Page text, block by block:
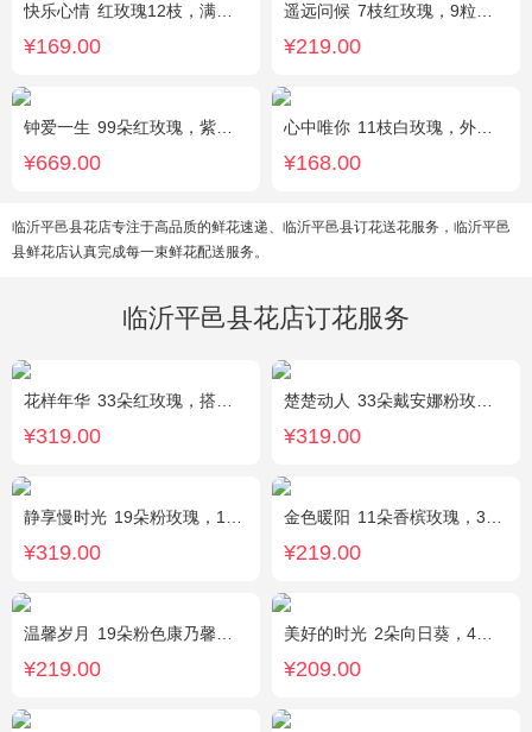
快乐心情 红玫瑰12枝，满天星、绿叶丰满
¥169.00
遥远问候 7枝红玫瑰，9粒巧克力，2只可爱小熊，满天星、绿叶周围点缀；巧克力选择高端品牌（德芙、金莎、费列罗等），具体以当地市场为准，小熊以实物为准。
¥219.00
钟爱一生 99朵红玫瑰，紫色勿忘我围边
¥669.00
心中唯你 11枝白玫瑰，外围紫色勿忘我。
¥168.00
临沂平邑县花店专注于高品质的鲜花速递、临沂平邑县订花送花服务，临沂平邑
县鲜花店认真完成每一束鲜花配送服务。
临沂平邑县花店订花服务
花样年华 33朵红玫瑰，搭配适量石竹梅外围。
¥319.00
楚楚动人 33朵戴安娜粉玫瑰，相思梅搭配
¥319.00
静享慢时光 19朵粉玫瑰，1枝粉色绣球，粉色洋桔梗、白色乒乓菊、尤加利搭配
¥319.00
金色暖阳 11朵香槟玫瑰，3朵向日葵，桔梗、满天星混搭
¥219.00
温馨岁月 19朵粉色康乃馨，粉色满天星搭配
¥219.00
美好的时光 2朵向日葵，4朵香槟玫瑰，2朵碎冰蓝玫瑰，桔梗、配花、配草搭配
¥209.00